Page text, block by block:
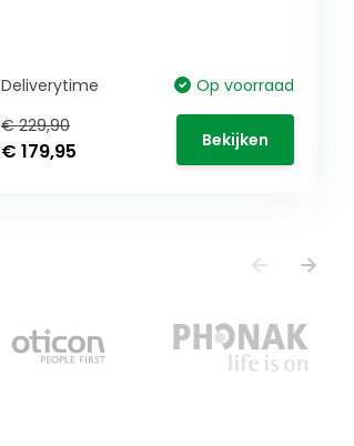
Deliverytime
Op voorraad
€ 229,90
€ 179,95 Bekijken